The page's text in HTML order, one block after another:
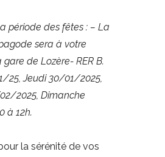
période des fêtes : – La
sera à votre
de Lozère- RER B.
25, Jeudi 30/01/2025,
2025, Dimanche
à 12h.
la sérénité de vos